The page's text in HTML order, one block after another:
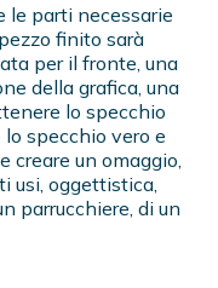
le parti necessarie
finito sarà
per il fronte, una
della grafica, una
lo specchio
specchio vero e
creare un omaggio,
usi, oggettistica,
parrucchiere, di un